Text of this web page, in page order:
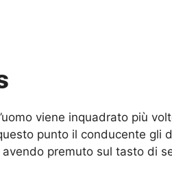
viene inquadrato più
punto il conducente gli
premuto sul tasto di